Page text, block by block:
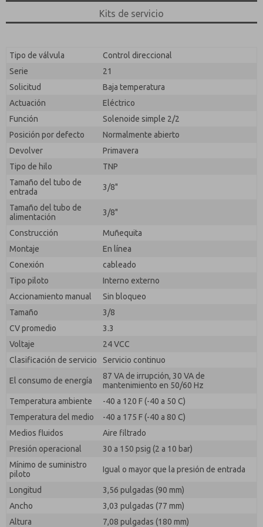
Kits de servicio
Tipo de válvula
Control direccional
Serie
21
Solicitud
Baja temperatura
Actuación
Eléctrico
Función
Solenoide simple 2/2
Posición por defecto
Normalmente abierto
Devolver
Primavera
Tipo de hilo
TNP
Tamaño del tubo de
entrada
3/8"
Tamaño del tubo de
alimentación
3/8"
Construcción
Muñequita
Montaje
En línea
Conexión
cableado
Tipo piloto
Interno externo
Accionamiento manual
Sin bloqueo
Tamaño
3/8
CV promedio
3.3
Voltaje
24 VCC
Clasificación de servicio
Servicio continuo
El consumo de energía
87 VA de irrupción, 30 VA de
mantenimiento en 50/60 Hz
Temperatura ambiente
-40 a 120 F (-40 a 50 C)
Temperatura del medio
-40 a 175 F (-40 a 80 C)
Medios fluidos
Aire filtrado
Presión operacional
30 a 150 psig (2 a 10 bar)
Mínimo de suministro
piloto
Igual o mayor que la presión de entrada
Longitud
3,56 pulgadas (90 mm)
Ancho
3,03 pulgadas (77 mm)
Altura
7,08 pulgadas (180 mm)
responder a mi solicitud. Al enviar el formulario de
contacto, acepto el procesamiento.